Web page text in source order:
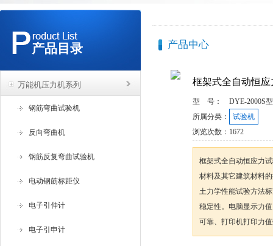
产品目录
万能机压力机系列
钢筋弯曲试验机
反向弯曲机
钢筋反复弯曲试验机
电动钢筋标距仪
电子引伸计
电子引申计
产品中心
框架式全自动恒应
型 号：
DYE-2000S型
所属分类：
试验机
浏览次数： 1672
框架式全自动恒应力
材料及其它建筑材料
土力学性能试验方法
稳定性。电脑显示力
可靠、打印机打印力